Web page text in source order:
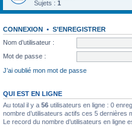
Sujets : 1
CONNEXION • S’ENREGISTRER
Nom d’utilisateur :
Mot de passe :
J’ai oublié mon mot de passe
QUI EST EN LIGNE
Au total il y a 56 utilisateurs en ligne : 0
nombre d’utilisateurs actifs ces 5 dernières
Le record du nombre d’utilisateurs en ligne